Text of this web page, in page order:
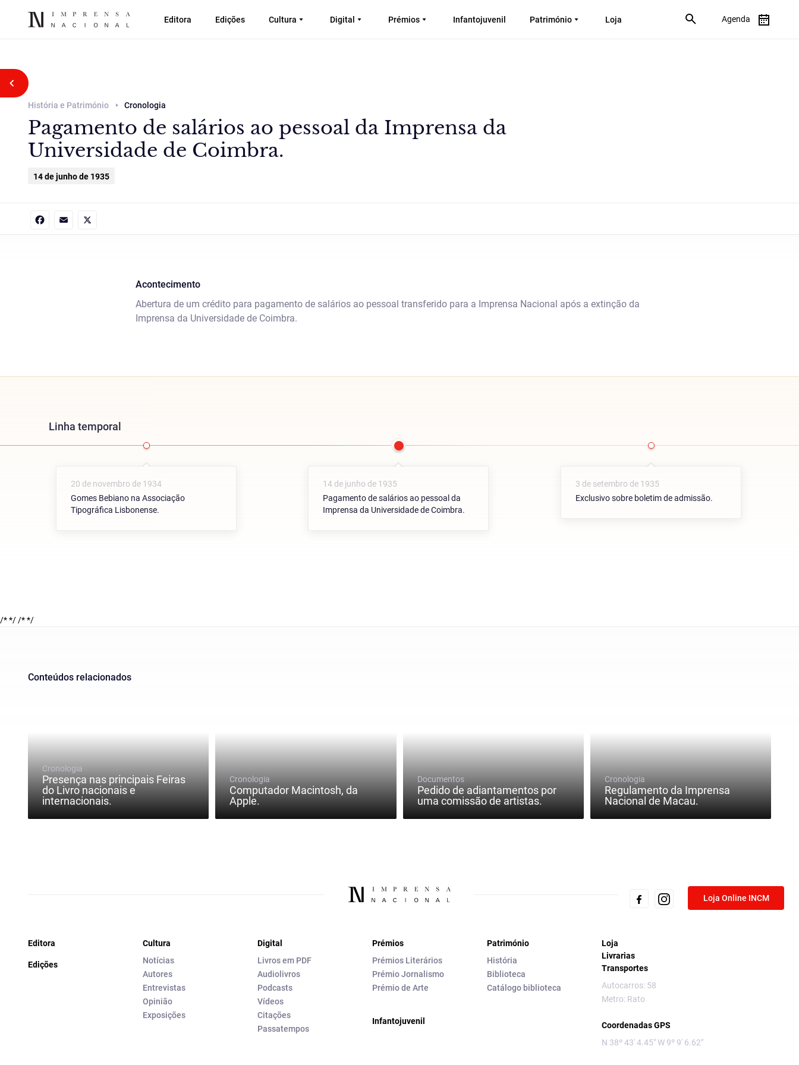
Editora Edições Cultura Digital Prémios Infantojuvenil Património Loja Agenda
Voltar atrás
História e Património Cronologia
Pagamento de salários ao pessoal da Imprensa da
Universidade de Coimbra.
14 de junho de 1935
Acontecimento
Abertura de um crédito para pagamento de salários ao pessoal transferido para a Imprensa Nacional após a extinção da
Imprensa da Universidade de Coimbra.
Linha temporal
20 de novembro de 1934
Gomes Bebiano na Associação
Tipográfica Lisbonense.
14 de junho de 1935
Pagamento de salários ao pessoal da
Imprensa da Universidade de Coimbra.
3 de setembro de 1935
Exclusivo sobre boletim de admissão.
/* *//* */
Conteúdos relacionados
Cronologia
Presença nas principais Feiras
do Livro nacionais e
internacionais.
Cronologia
Computador Macintosh, da
Apple.
Documentos
Pedido de adiantamentos por
uma comissão de artistas.
Cronologia
Regulamento da Imprensa
Nacional de Macau.
Loja Online INCM
Editora
Edições
Cultura
Notícias
Autores
Entrevistas
Opinião
Exposições
Digital
Livros em PDF
Audiolivros
Podcasts
Vídeos
Citações
Passatempos
Prémios
Prémios Literários
Prémio Jornalismo
Prémio de Arte
Infantojuvenil
Património
História
Biblioteca
Catálogo biblioteca
Loja
Livrarias
Transportes
Autocarros: 58
Metro: Rato
Coordenadas GPS
N 38º 43' 4.45" W 9º 9' 6.62"